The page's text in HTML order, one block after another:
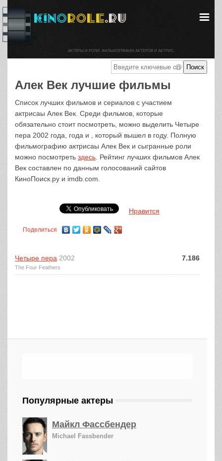
Алек Век лучшие фильмы
Список лучших фильмов и сериалов с участием
актрисаы Алек Век. Среди фильмов, которые
обязательно стоит посмотреть, можно выделить Четыре
пера 2002 года, года и , который вышел в году. Полную
фильмографию актрисаы Алек Век и сыгранные роли
можно посмотреть здесь . Рейтинг лучших фильмов Алек
Век составлен по данным голосований сайтов
КиноПоиск.ру и imdb.com.
Нравится
Поделиться
7.186
Четыре пера 2002
The Four Feathers
Популярные актеры
Майкл Фассбендер
Michael Fassbender
АКТЕРЫ И РОЛИ. ФИЛЬМОГРАФИИ АКТЕРОВ И АКТРИС.